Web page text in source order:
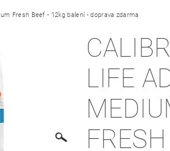
NAPIŠTE NÁM KONTAKTY
Fresh Beef - 12kg balení - doprava zdarma
LIFE